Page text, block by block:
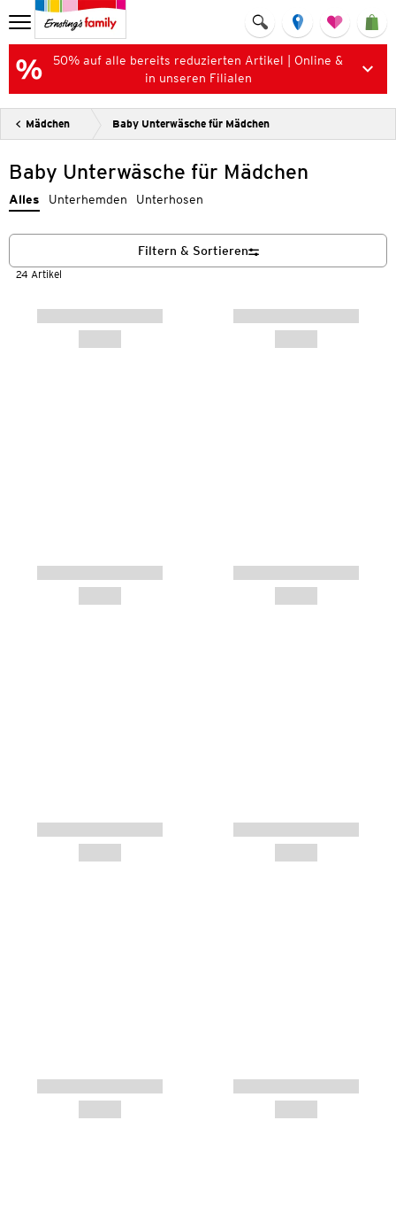
50% auf alle bereits reduzierten Artikel | Online &
in unseren Filialen
Mädchen Baby Unterwäsche für Mädchen
Baby Unterwäsche für Mädchen
Alles Unterhemden Unterhosen
24 Artikel
Filtern & Sortieren